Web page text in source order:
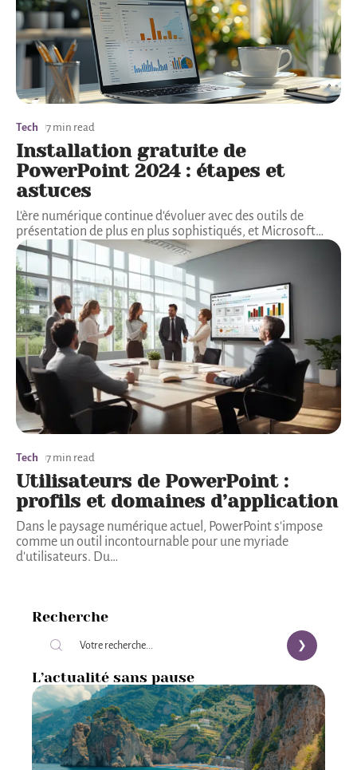
Tech 7 min read
Installation gratuite de
PowerPoint 2024 : étapes et
astuces
L'ère numérique continue d'évoluer avec des outils de
présentation de plus en plus sophistiqués, et Microsoft…
Tech 7 min read
Utilisateurs de PowerPoint :
profils et domaines d’application
Dans le paysage numérique actuel, PowerPoint s'impose
comme un outil incontournable pour une myriade
d'utilisateurs. Du…
Recherche
L’actualité sans pause